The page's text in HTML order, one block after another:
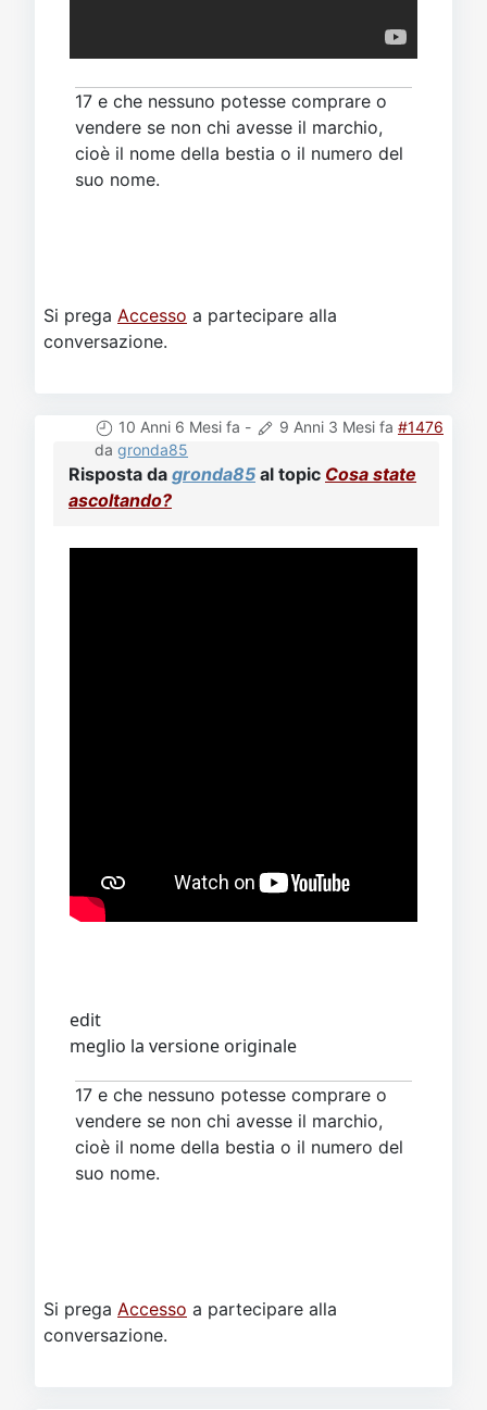
17 e che nessuno potesse comprare o
vendere se non chi avesse il marchio,
cioè il nome della bestia o il numero del
suo nome.
Si prega Accesso a partecipare alla
conversazione.
10 Anni 6 Mesi fa - 9 Anni 3 Mesi fa #1476
da gronda85
Risposta da gronda85 al topic Cosa state
ascoltando?
edit
meglio la versione originale
17 e che nessuno potesse comprare o
vendere se non chi avesse il marchio,
cioè il nome della bestia o il numero del
suo nome.
Si prega Accesso a partecipare alla
conversazione.